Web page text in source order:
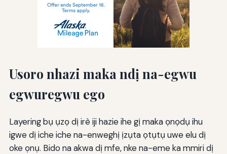
Usoro nhazi maka ndị na-egwu
egwuregwu ego
Layering bụ ụzọ dị irè iji hazie ihe gị maka ọnọdụ ihu
igwe dị iche iche na-enweghị ịzụta ọtụtụ uwe elu dị
oke ọnụ. Bido na akwa dị mfe, nke na-eme ka mmiri dị